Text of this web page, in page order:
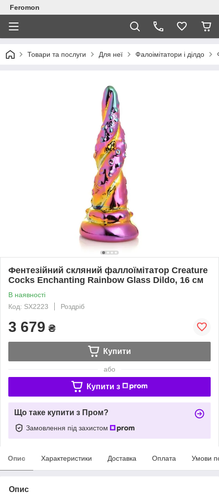
Feromon
Товари та послуги Для неї Фалоімітатори і ділдо
Фентезійний скляний фаллоїмітатор Creature
Cocks Enchanting Rainbow Glass Dildo, 16 см
В наявності
Код: SX2223
Роздріб
3 679 ₴
Купити
або
Купити з
Що таке купити з Пром?
Замовлення під захистом
Опис Характеристики Доставка Оплата Умови
Опис